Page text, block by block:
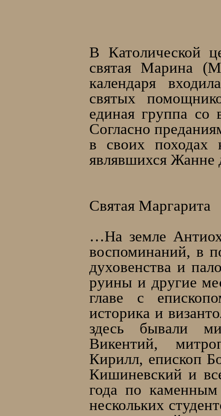
В Католической
святая Марина
календаря
святых
единая группа
Согласно
в своих походах
являвшихся Жанне
Святая Маргарита
…На земле
воспоминаний, в
духовенства и
руины и другие
главе с
историка и
здесь бывали
Викентий,
Кирилл, епископ
Кишиневский и
года по
нескольких